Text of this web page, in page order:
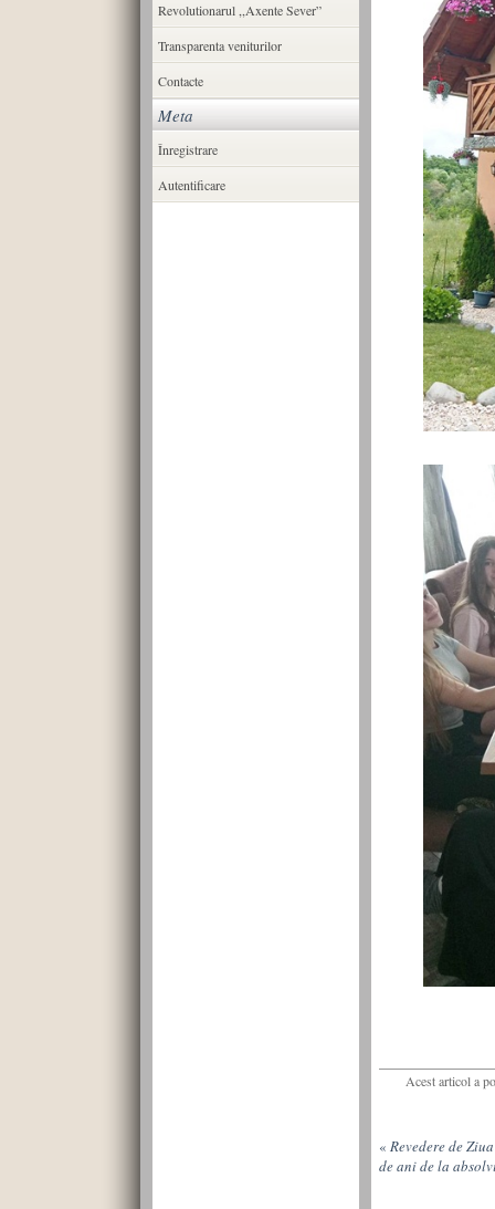
Acest articol a
« Revedere de
de ani de la
Revolutionarul ,,Axente Sever”
Transparenta veniturilor
Contacte
Meta
Înregistrare
Autentificare